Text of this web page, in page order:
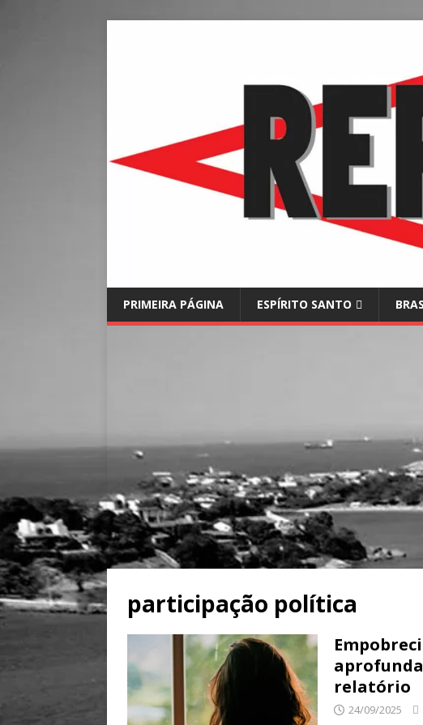
PRIMEIRA PÁGINA ESPÍRITO SANTO
participação política
relatório
24/09/2025